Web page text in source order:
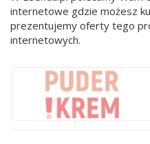
internetowe gdzie możesz
prezentujemy oferty tego
internetowych.